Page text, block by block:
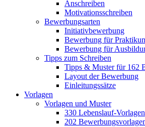
Anschreiben
Motivationsschreiben
Bewerbungsarten
Initiativbewerbung
Bewerbung für
Bewerbung für
Tipps zum Schreiben
Tipps & Muster für 162
Layout der Bewerbung
Einleitungssätze
Vorlagen
Vorlagen und Muster
330 Lebenslauf-Vorlagen
202